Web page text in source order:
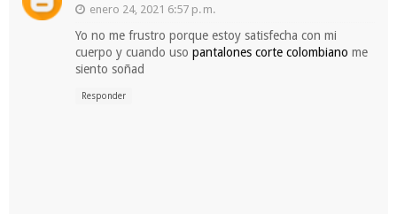
enero 24, 2021 6:57 p. m.
Yo no me frustro porque estoy satisfecha con mi
cuerpo y cuando uso pantalones corte colombiano me
siento soñad
Responder